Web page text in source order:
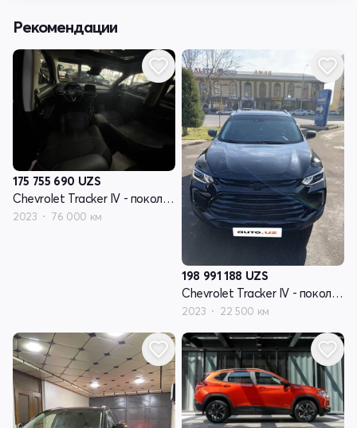
Рекомендации
175 755 690 UZS
Chevrolet Tracker IV - поколение
2023 76 000 км
198 991 188 UZS
Chevrolet Tracker IV - поколение
2023 22 500 км